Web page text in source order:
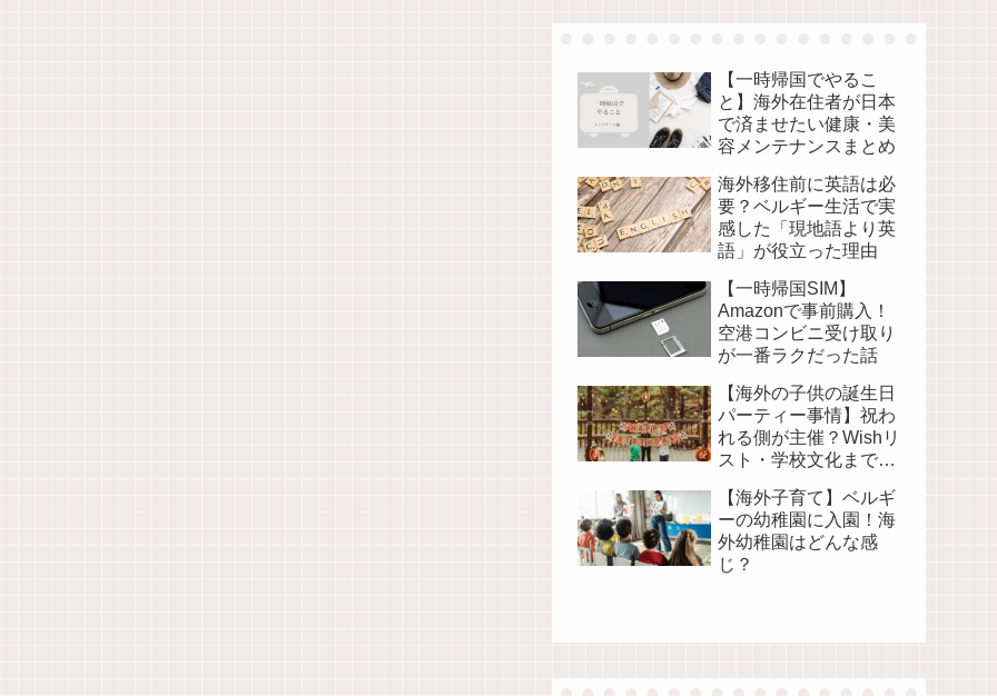
【一時帰国でやるこ
と】海外在住者が日本
で済ませたい健康・美
容メンテナンスまとめ
海外移住前に英語は必
要？ベルギー生活で実
感した「現地語より英
語」が役立った理由
【一時帰国SIM】
Amazonで事前購入！
空港コンビニ受け取り
が一番ラクだった話
【海外の子供の誕生日
パーティー事情】祝わ
れる側が主催？Wishリ
スト・学校文化まで徹
【海外子育て】ベルギ
ーの幼稚園に入園！海
外幼稚園はどんな感
じ？